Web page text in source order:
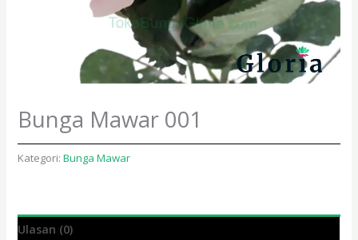
Bunga Mawar 001
Kategori:Bunga Mawar
Ulasan (0)